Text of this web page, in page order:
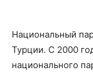
Национальный
Турции. С 2000
национального